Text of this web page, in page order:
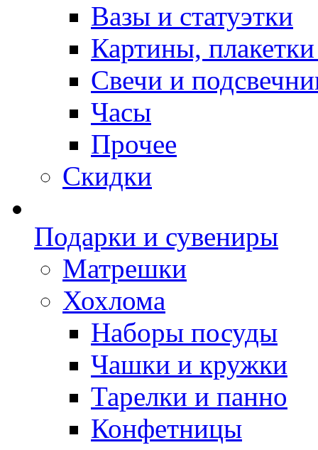
Вазы и статуэтки
Картины,
Свечи и
Часы
Прочее
Скидки
Подарки и сувениры
Матрешки
Хохлома
Наборы посуды
Чашки и кружки
Тарелки и панно
Конфетницы